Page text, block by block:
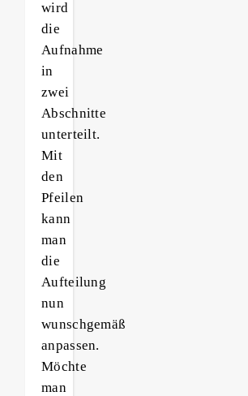
wird
die
Aufnahme
in
zwei
Abschnitte
unterteilt.
Mit
den
Pfeilen
kann
man
die
Aufteilung
nun
wunschgemäß
anpassen.
Möchte
man